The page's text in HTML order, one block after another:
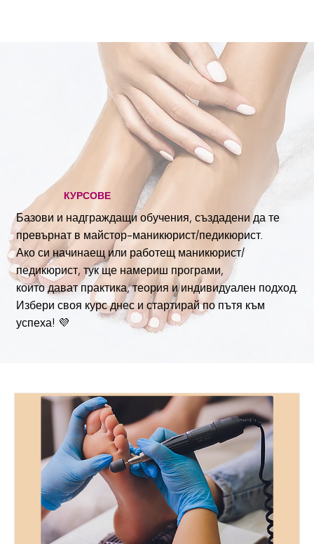
КУРСОВЕ
Базови и надграждащи обучения, създадени да те
превърнат в майстор-маникюрист/педикюрист.
Ако си начинаещ или работещ маникюрист/
педикюрист, тук ще намериш програми,
които дават практика, теория и индивидуален подход.
Избери своя курс днес и стартирай по пътя към
успеха! 💜